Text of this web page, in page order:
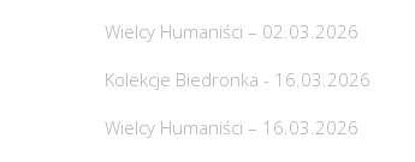
Wielcy Humaniści – 02.03.2026
Kolekcje Biedronka - 16.03.2026
Wielcy Humaniści – 16.03.2026